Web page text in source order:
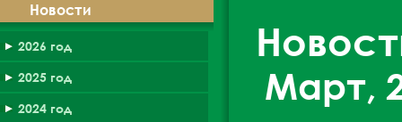
Новости
2026 год
2025 год
2024 год
Март,